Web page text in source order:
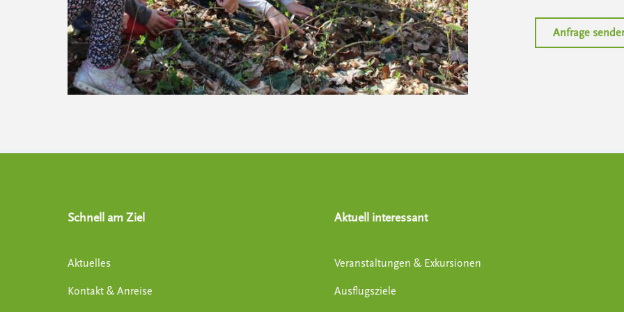
Anfrage
Schnell am Ziel
Aktuelles
Kontakt & Anreise
Aktuell interessant
Veranstaltungen & Exkursionen
Ausflugsziele